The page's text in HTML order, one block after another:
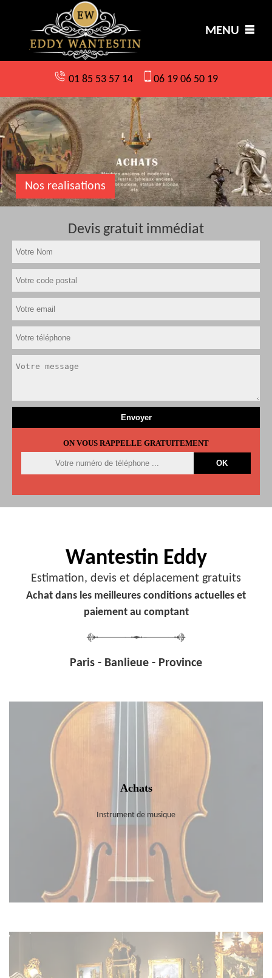
MENU
01 85 53 57 14 06 19 06 50 19
Nos realisations
Devis gratuit immédiat
ON VOUS RAPPELLE GRATUITEMENT
Wantestin Eddy
Estimation, devis et déplacement gratuits
Achat dans les meilleures conditions actuelles et
paiement au comptant
Paris - Banlieue - Province
Achats
Instrument de musique